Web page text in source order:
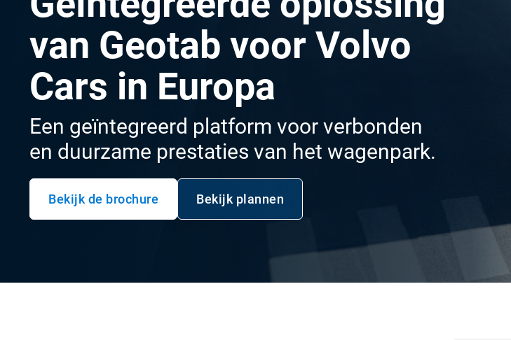
van Geotab voor Volvo
Cars in Europa
Een geïntegreerd platform voor verbonden
en duurzame prestaties van het wagenpark.
Bekijk de brochure
Openen in een nieuw venster
Bekijk plannen
Openen in een nieuw venster